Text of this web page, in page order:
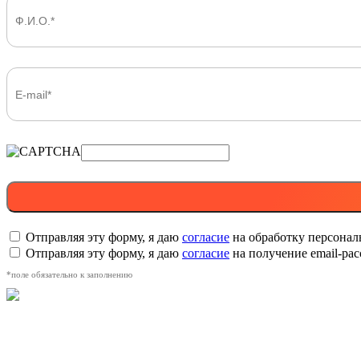
Отправляя эту форму, я даю согласие на обработку
Отправляя эту форму, я даю согласие на получение email-
*поле обязательно к заполнению